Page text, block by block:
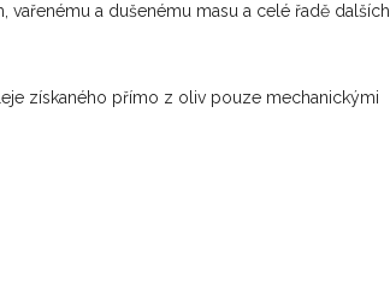
vařenému a dušenému masu a celé řadě dalších
získaného přímo z oliv pouze mechanickými